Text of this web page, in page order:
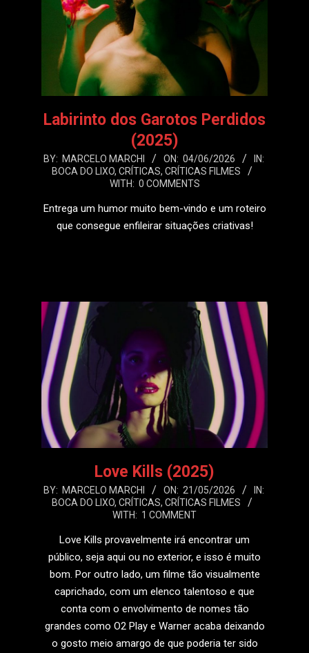
Labirinto dos Garotos Perdidos
(2025)
2026-
06-
BY: MARCELO MARCHI ON: 04/06/2026
IN:
BOCA DO LIXO, CRÍTICAS, CRÍTICAS FILMES
WITH: 0 COMMENTS
Entrega um humor muito bem-vindo e um roteiro
que consegue enfileirar situações criativas!
Love Kills (2025)
2026-
05-
BY: MARCELO MARCHI ON: 21/05/2026
IN:
BOCA DO LIXO, CRÍTICAS, CRÍTICAS FILMES
WITH: 1 COMMENT
Love Kills provavelmente irá encontrar um
público, seja aqui ou no exterior, e isso é muito
bom. Por outro lado, um filme tão visualmente
caprichado, com um elenco talentoso e que
conta com o envolvimento de nomes tão
grandes como O2 Play e Warner acaba deixando
o gosto meio amargo de que poderia ter sido